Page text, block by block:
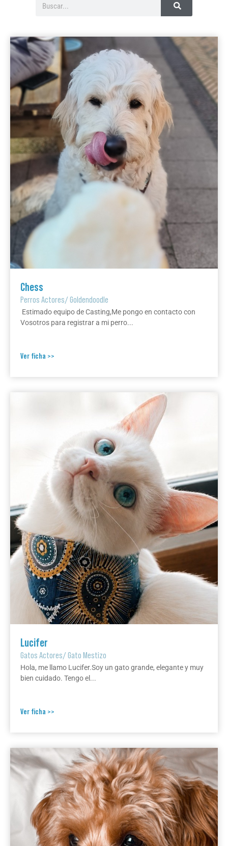
Chess
Perros Actores/Goldendoodle
Estimado equipo de Casting,Me pongo en contacto con
Vosotros para registrar a mi perro...
Ver ficha >>
Lucifer
Gatos Actores/Gato Mestizo
Hola, me llamo Lucifer.Soy un gato grande, elegante y muy
bien cuidado. Tengo el...
Ver ficha >>